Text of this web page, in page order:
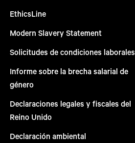
EthicsLine
Modern Slavery Statement
Solicitudes de condiciones laborales
Informe sobre la brecha salarial de
género
Declaraciones legales y fiscales del
Reino Unido
Declaración ambiental